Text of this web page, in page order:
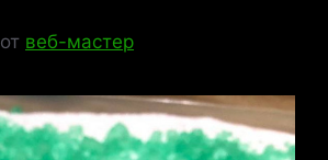
от веб-мастер